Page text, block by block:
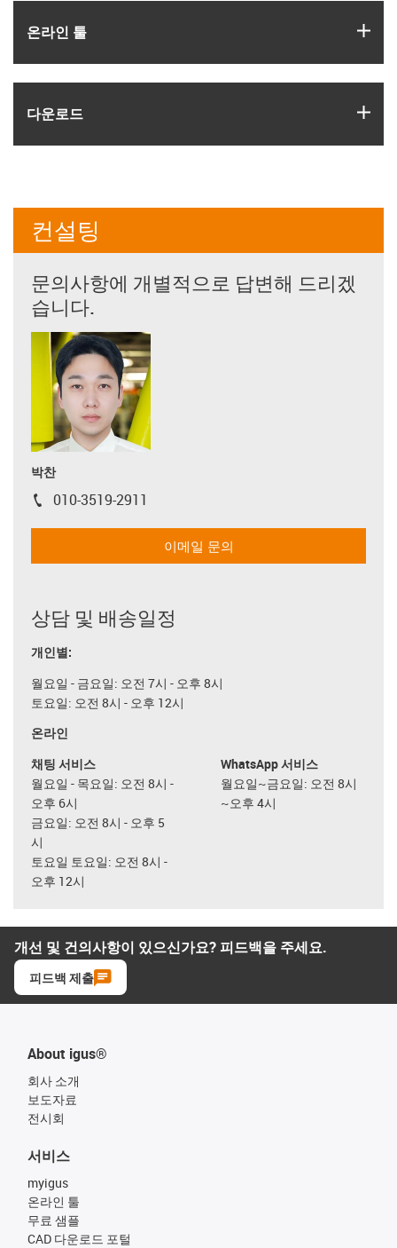
온라인 툴
다운로드
컨설팅
문의사항에 개별적으로 답변해 드리겠
습니다.
박찬
igus-icon-phone
010-3519-2911
이메일 문의
상담 및 배송일정
개인별:
월요일 - 금요일: 오전 7시 - 오후 8시
토요일: 오전 8시 - 오후 12시
온라인
채팅 서비스
월요일 - 목요일: 오전 8시 -
오후 6시
금요일: 오전 8시 - 오후 5
시
토요일 토요일: 오전 8시 -
오후 12시
WhatsApp 서비스
월요일~금요일: 오전 8시
~오후 4시
개선 및 건의사항이 있으신가요? 피드백을 주세요.
피드백 제출
About igus®
회사 소개
보도자료
전시회
서비스
myigus
온라인 툴
무료 샘플
CAD 다운로드 포털